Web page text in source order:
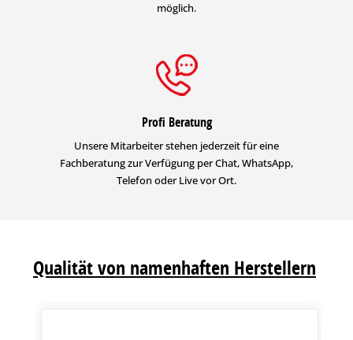
möglich.
Profi Beratung
Unsere Mitarbeiter stehen jederzeit für eine
Fachberatung zur Verfügung per Chat, WhatsApp,
Telefon oder Live vor Ort.
Qualität von namenhaften Herstellern